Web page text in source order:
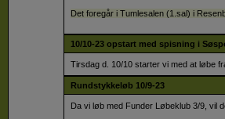
Det foregår i Tumlesalen (1.sal) i
10/10-23 opstart med spisning i
Tirsdag d. 10/10 starter vi med at løbe
Rundstykkeløb 10/9-23
Da vi løb med Funder Løbeklub 3/9,